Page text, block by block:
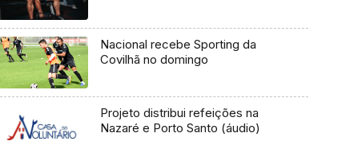
Nacional recebe Sporting da
Covilhã no domingo
Projeto distribui refeições na
Nazaré e Porto Santo (áudio)